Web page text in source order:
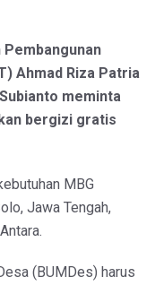
Pembangunan
Ahmad Riza Patria
meminta
bergizi gratis
MBG
Jawa Tengah,
(BUMDes) harus